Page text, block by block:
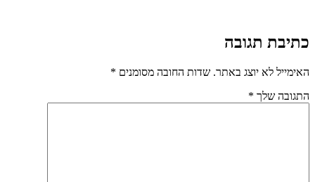
כתיבת תגובה
האימייל לא יוצג באתר. שדות החובה מסומנים *
התגובה שלך *